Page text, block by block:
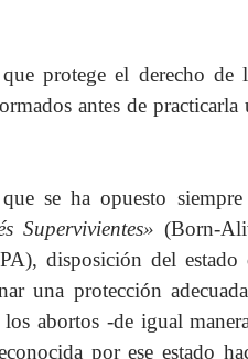
protege el derecho de
antes de practicarla
se ha opuesto siempre
Supervivientes» (Born-
disposición del estado
una protección
abortos -de igual
por ese estado